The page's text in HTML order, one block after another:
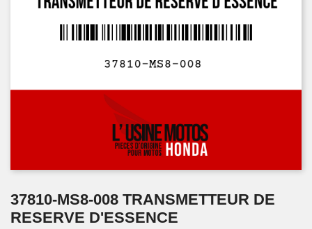
37810-MS8-008 TRANSMETTEUR DE
RESERVE D'ESSENCE